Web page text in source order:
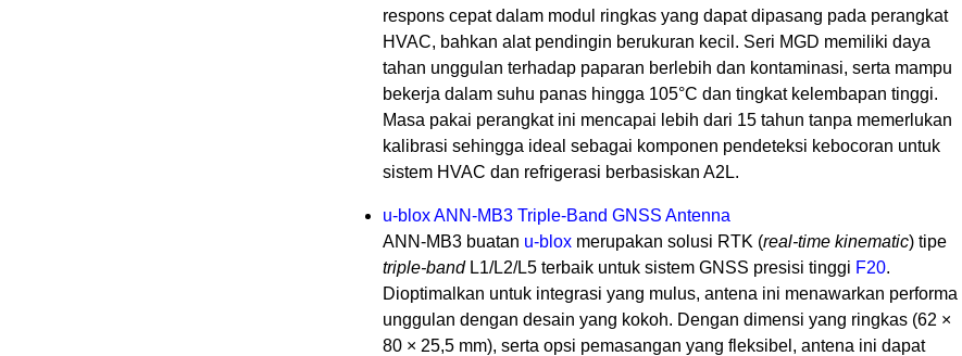
respons cepat dalam modul ringkas yang dapat dipasang pada perangkat
HVAC, bahkan alat pendingin berukuran kecil. Seri MGD memiliki daya
tahan unggulan terhadap paparan berlebih dan kontaminasi, serta mampu
bekerja dalam suhu panas hingga 105°C dan tingkat kelembapan tinggi.
Masa pakai perangkat ini mencapai lebih dari 15 tahun tanpa memerlukan
kalibrasi sehingga ideal sebagai komponen pendeteksi kebocoran untuk
sistem HVAC dan refrigerasi berbasiskan A2L.
u-blox ANN-MB3 Triple-Band GNSS Antenna
ANN-MB3 buatan u-blox merupakan solusi RTK (real-time kinematic) tipe
triple-bandL1/L2/L5 terbaik untuk sistem GNSS presisi tinggi F20.
Dioptimalkan untuk integrasi yang mulus, antena ini menawarkan performa
unggulan dengan desain yang kokoh. Dengan dimensi yang ringkas (62 ×
80 × 25,5 mm), serta opsi pemasangan yang fleksibel, antena ini dapat